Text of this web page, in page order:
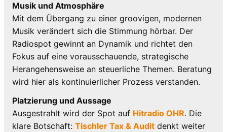
Musik und Atmosphäre
Mit dem Übergang zu einer groovigen, modernen
Musik verändert sich die Stimmung hörbar. Der
Radiospot gewinnt an Dynamik und richtet den
Fokus auf eine vorausschauende, strategische
Herangehensweise an steuerliche Themen. Beratung
wird hier als kontinuierlicher Prozess verstanden.
Platzierung und Aussage
Ausgestrahlt wird der Spot auf Hitradio OHR. Die
klare Botschaft: Tischler Tax & Audit denkt weiter